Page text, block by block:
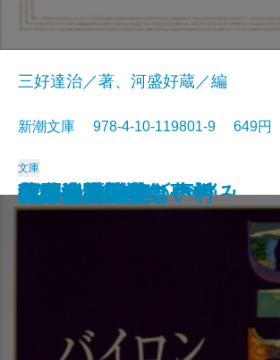
孤独な散歩者の夢想
ゲーテ詩集
脂肪の塊・テリエ館
パルムの僧院〔下〕
巴里の憂鬱
若きウェルテルの悩み
ハイネ詩集
女の一生
パルムの僧院〔上〕
三好達治詩集
三好達治／著、河盛好蔵／編
新潮文庫 978-4-10-119801-9 649円
文庫
バイロン詩集
春琴抄
風立ちぬ・美しい村
ヴィヨンの妻
北原白秋詩集
萩原朔太郎詩集
ヘッセ詩集
春の嵐
椿姫
春